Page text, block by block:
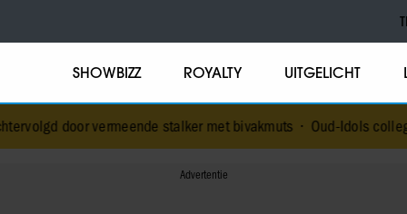
SHOWBIZZ ROYALTY UITGELICHT
stalker met bivakmuts•Oud-Idols collega’s en Jim en